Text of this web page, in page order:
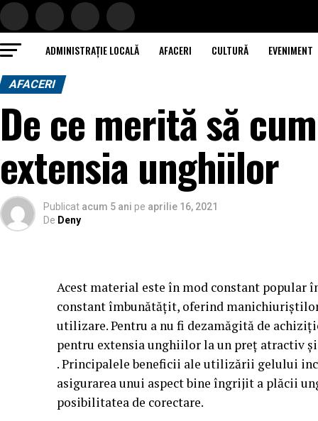
ADMINISTRAȚIE LOCALĂ AFACERI CULTURĂ EVENIMENT
AFACERI
De ce merită să
extensia unghiilor
Publicat acum 5 ani pe aprilie 16, 2021
De Deny
Acest material este în mod constant popular
constant îmbunătățit, oferind
utilizare. Pentru a nu fi dezamăgită de
pentru extensia unghiilor la un preț atractiv
. Principalele beneficii ale utilizării gelului
asigurarea unui aspect bine îngrijit a plăcii
posibilitatea de corectare.